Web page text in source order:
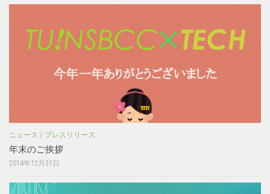
ニュース / プレスリリース
年末のご挨拶
2014年12月31日